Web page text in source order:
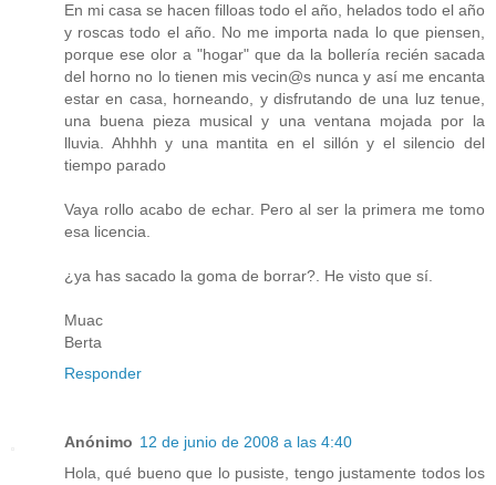
En mi casa se hacen filloas todo el año, helados todo el año
y roscas todo el año. No me importa nada lo que piensen,
porque ese olor a "hogar" que da la bollería recién sacada
del horno no lo tienen mis vecin@s nunca y así me encanta
estar en casa, horneando, y disfrutando de una luz tenue,
una buena pieza musical y una ventana mojada por la
lluvia. Ahhhh y una mantita en el sillón y el silencio del
tiempo parado
Vaya rollo acabo de echar. Pero al ser la primera me tomo
esa licencia.
¿ya has sacado la goma de borrar?. He visto que sí.
Muac
Berta
Responder
Anónimo 12 de junio de 2008 a las 4:40
Hola, qué bueno que lo pusiste, tengo justamente todos los